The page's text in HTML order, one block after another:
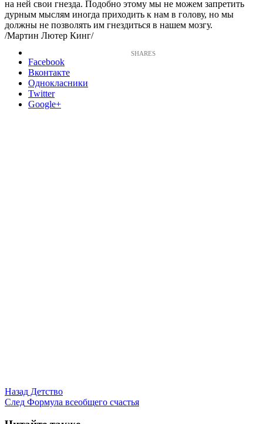
на ней свои гнезда. Подобно этому мы не можем запретить
дурным мыслям иногда приходить к нам в голову, но мы
должны не позволять им гнездиться в нашем мозгу.
/Мартин Лютер Кинг/
Facebook
Вконтакте
Однокласники
Twitter
Google+
Назад Детство
След Формула всеобщего счастья